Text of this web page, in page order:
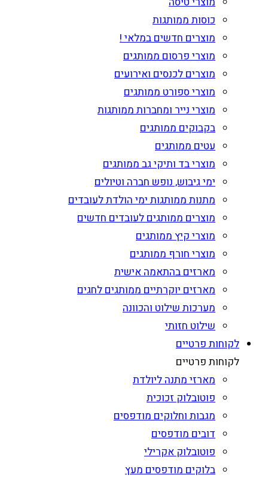
כוסות ממותגות
מוצרים חדשים במלאי !
מוצרי פרסום ממותגים
מוצרים לכנסים ואירועים
מוצרי ספורט ממותגים
מוצרי נייר ומחברות ממותגות
בקבוקים ממותגים
עטים ממותגים
מוצרי בד ותיקי גב ממותגים
ימי גיבוש, נופש חברה וטיולים
מתנות ממותגות ימי הולדת לעובדים
מוצרים ממותגים לעובדים חדשים
מוצרי קיץ ממותגים
מוצרי חורף ממותגים
מארזים בהתאמה אישית
מארזים יוקרתיים ממותגים לחגים
מערכות שילוט והכוונה
שילוט חזותי
לקוחות פרטיים
לקוחות פרטיים
מארזי מתנה ליולדת
פוטובלוק זכוכית
מגבות וחלוקים מודפסים
דובים מודפסים
פוטובלוק אקרילי
בלוקים מודפסים מעץ